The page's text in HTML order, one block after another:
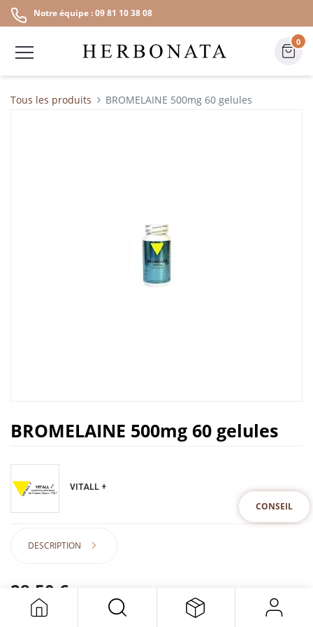
Notre équipe : 09 81 10 38 08
0
CONSEIL
Tous les produits BROMELAINE 500mg 60 gelules
BROMELAINE 500mg 60 gelules
VITALL +
DESCRIPTION
28,50 €